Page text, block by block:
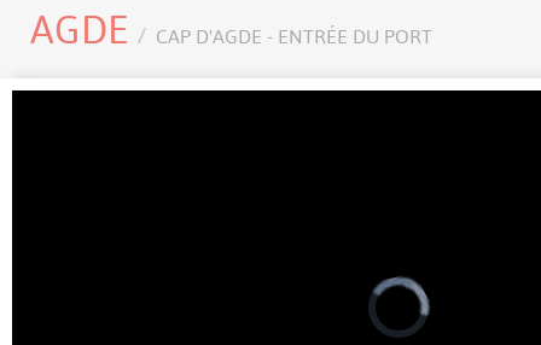
AGDE CAP D'AGDE - ENTRÉE DU PORT